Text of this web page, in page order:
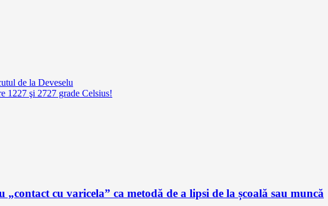
de la Deveselu
1227 şi 2727 grade Celsius!
cu varicela” ca metodă de a lipsi de la școală sau muncă